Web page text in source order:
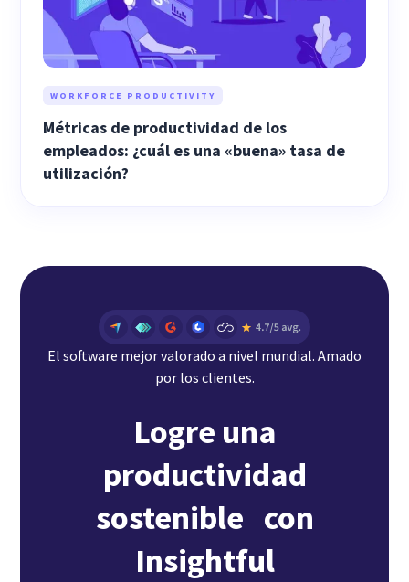
WORKFORCE PRODUCTIVITY
Métricas de productividad de los
empleados: ¿cuál es una «buena» tasa de
utilización?
El software mejor valorado a nivel mundial. Amado
por los clientes.
Logre una
productividad
sostenible con
Insightful